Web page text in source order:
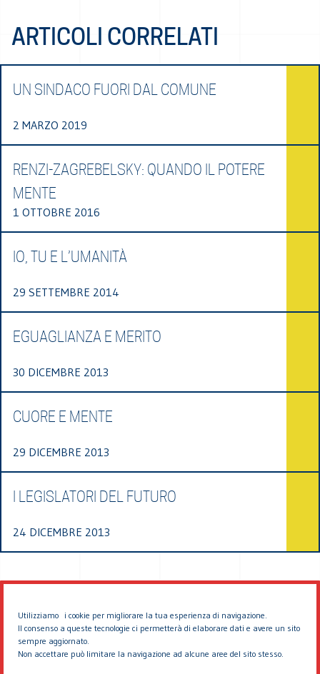
Utilizziamo i cookie per migliorare la tua esperienza di navigazione.
Il consenso a queste tecnologie ci permetterà di elaborare dati e avere un sito
sempre aggiornato.
Non accettare può limitare la navigazione ad alcune aree del sito stesso.
ARTICOLI CORRELATI
UN SINDACO FUORI DAL COMUNE
2 MARZO 2019
RENZI-ZAGREBELSKY: QUANDO IL POTERE
MENTE
1 OTTOBRE 2016
IO, TU E L’UMANITÀ
29 SETTEMBRE 2014
EGUAGLIANZA E MERITO
30 DICEMBRE 2013
CUORE E MENTE
29 DICEMBRE 2013
I LEGISLATORI DEL FUTURO
24 DICEMBRE 2013